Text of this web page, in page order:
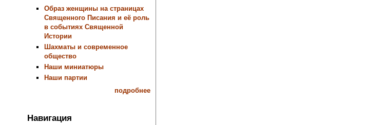
Образ женщины на страницах
Священного Писания и её роль
в событиях Священной
Истории
Шахматы и современное
общество
Наши миниатюры
Наши партии
подробнее
Навигация